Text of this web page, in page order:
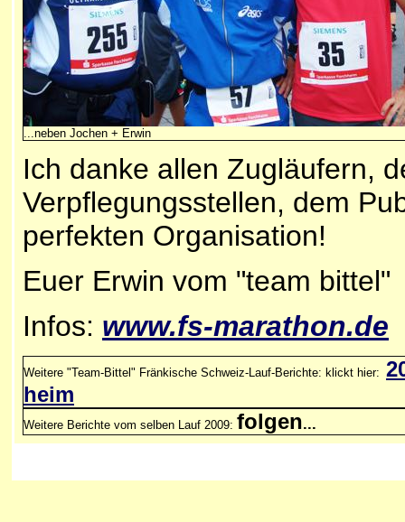
...neben Jochen + Erwin
Ich danke allen Zugläufern,
Verpflegungsstellen, dem
perfekten Organisation!
Euer Erwin vom "team bittel"
Infos: www.fs-marathon.de
Weitere "Team-Bittel" Fränkische Schweiz-Lauf-Berichte: klickt hier:
heim
Weitere Berichte vom selben Lauf 2009: folgen...